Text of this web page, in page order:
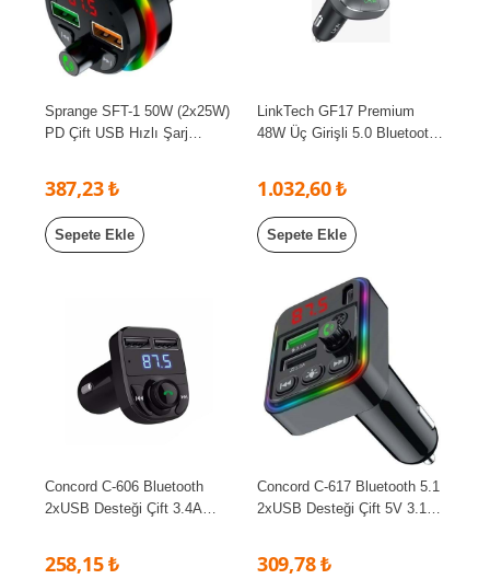
Sprange SFT-1 50W (2x25W)
PD Çift USB Hızlı Şarj
387,23 ₺
Sepete Ekle
LinkTech GF17 Premium
48W Üç Girişli 5.0 Bluetooth
1.032,60 ₺
Sepete Ekle
Concord C-606 Bluetooth
2xUSB Desteği Çift 3.4A
258,15 ₺
Concord C-617 Bluetooth 5.1
2xUSB Desteği Çift 5V 3.1A
309,78 ₺